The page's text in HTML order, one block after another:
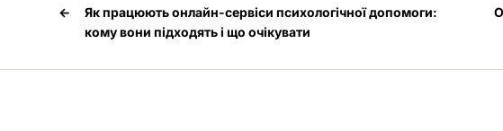
←
Як працюють онлайн-сервіси психологічної допомоги:
кому вони підходять і що очікувати